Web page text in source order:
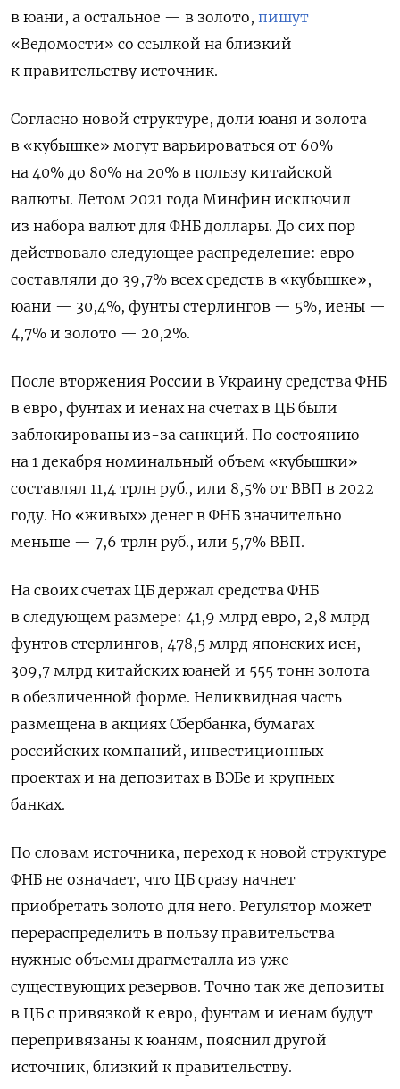
в юани, а остальное — в золото, пишут
«Ведомости» со ссылкой на близкий
к правительству источник.
Согласно новой структуре, доли юаня и золота
в «кубышке» могут варьироваться от 60%
на 40% до 80% на 20% в пользу китайской
валюты. Летом 2021 года Минфин исключил
из набора валют для ФНБ доллары. До сих пор
действовало следующее распределение: евро
составляли до 39,7% всех средств в «кубышке»,
юани — 30,4%, фунты стерлингов — 5%, иены —
4,7% и золото — 20,2%.
После вторжения России в Украину средства ФНБ
в евро, фунтах и иенах на счетах в ЦБ были
заблокированы из-за санкций. По состоянию
на 1 декабря номинальный объем «кубышки»
составлял 11,4 трлн руб., или 8,5% от ВВП в 2022
году. Но «живых» денег в ФНБ значительно
меньше — 7,6 трлн руб., или 5,7% ВВП.
На своих счетах ЦБ держал средства ФНБ
в следующем размере: 41,9 млрд евро, 2,8 млрд
фунтов стерлингов, 478,5 млрд японских иен,
309,7 млрд китайских юаней и 555 тонн золота
в обезличенной форме. Неликвидная часть
размещена в акциях Сбербанка, бумагах
российских компаний, инвестиционных
проектах и на депозитах в ВЭБе и крупных
банках.
По словам источника, переход к новой структуре
ФНБ не означает, что ЦБ сразу начнет
приобретать золото для него. Регулятор может
перераспределить в пользу правительства
нужные объемы драгметалла из уже
существующих резервов. Точно так же депозиты
в ЦБ с привязкой к евро, фунтам и иенам будут
перепривязаны к юаням, пояснил другой
источник, близкий к правительству.